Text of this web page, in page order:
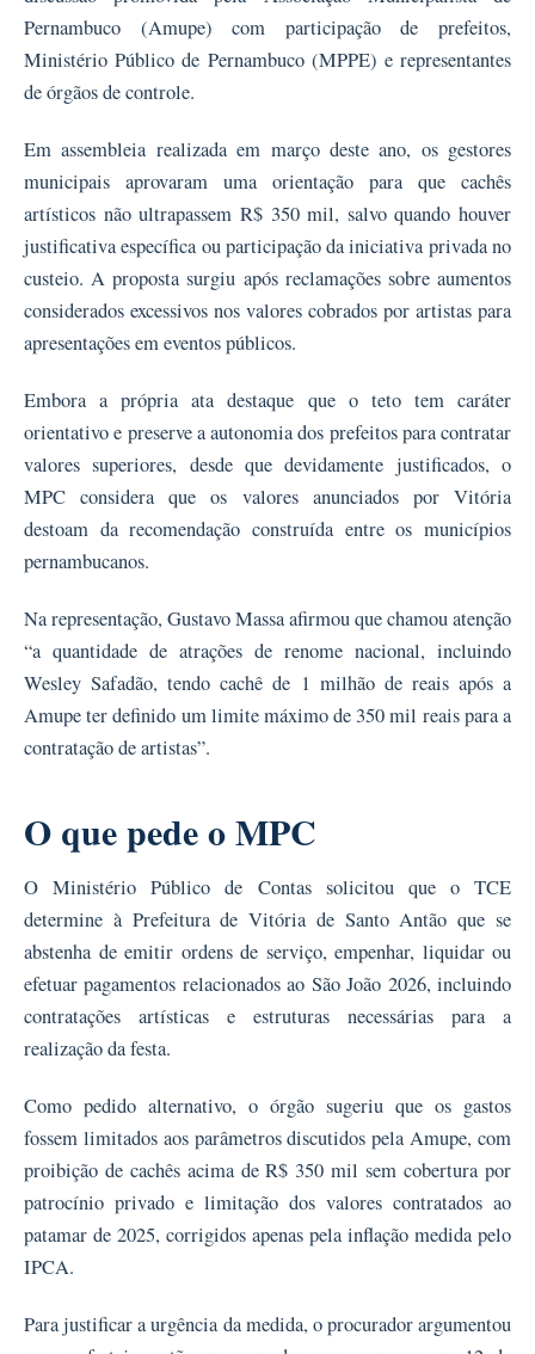
Pernambuco (Amupe) com participação de prefeitos,
Ministério Público de Pernambuco (MPPE) e representantes
de órgãos de controle.
Em assembleia realizada em março deste ano, os gestores
municipais aprovaram uma orientação para que cachês
artísticos não ultrapassem R$ 350 mil, salvo quando houver
justificativa específica ou participação da iniciativa privada no
custeio. A proposta surgiu após reclamações sobre aumentos
considerados excessivos nos valores cobrados por artistas para
apresentações em eventos públicos.
Embora a própria ata destaque que o teto tem caráter
orientativo e preserve a autonomia dos prefeitos para contratar
valores superiores, desde que devidamente justificados, o
MPC considera que os valores anunciados por Vitória
destoam da recomendação construída entre os municípios
pernambucanos.
Na representação, Gustavo Massa afirmou que chamou atenção
“a quantidade de atrações de renome nacional, incluindo
Wesley Safadão, tendo cachê de 1 milhão de reais após a
Amupe ter definido um limite máximo de 350 mil reais para a
contratação de artistas”.
O que pede o MPC
O Ministério Público de Contas solicitou que o TCE
determine à Prefeitura de Vitória de Santo Antão que se
abstenha de emitir ordens de serviço, empenhar, liquidar ou
efetuar pagamentos relacionados ao São João 2026, incluindo
contratações artísticas e estruturas necessárias para a
realização da festa.
Como pedido alternativo, o órgão sugeriu que os gastos
fossem limitados aos parâmetros discutidos pela Amupe, com
proibição de cachês acima de R$ 350 mil sem cobertura por
patrocínio privado e limitação dos valores contratados ao
patamar de 2025, corrigidos apenas pela inflação medida pelo
IPCA.
Para justificar a urgência da medida, o procurador argumentou